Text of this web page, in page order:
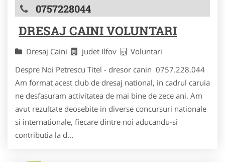
0757228044
DRESAJ CAINI VOLUNTARI
Dresaj Caini judet Ilfov
Voluntari
Despre Noi Petrescu Titel - dresor canin 0757.228.044
Am format acest club de dresaj national, in cadrul caruia
ne desfasuram activitatea de mai bine de zece ani. Am
avut rezultate deosebite in diverse concursuri nationale
si internationale, fiecare dintre noi aducandu-si
contributia la d...